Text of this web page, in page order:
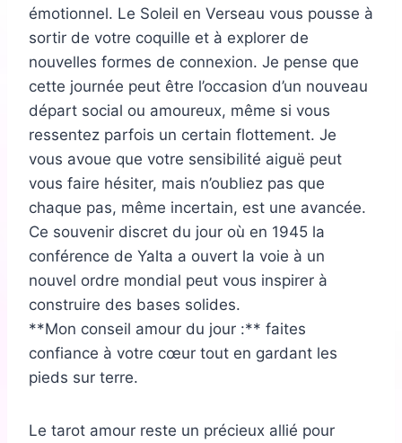
émotionnel. Le Soleil en Verseau vous pousse à
sortir de votre coquille et à explorer de
nouvelles formes de connexion. Je pense que
cette journée peut être l’occasion d’un nouveau
départ social ou amoureux, même si vous
ressentez parfois un certain flottement. Je
vous avoue que votre sensibilité aiguë peut
vous faire hésiter, mais n’oubliez pas que
chaque pas, même incertain, est une avancée.
Ce souvenir discret du jour où en 1945 la
conférence de Yalta a ouvert la voie à un
nouvel ordre mondial peut vous inspirer à
construire des bases solides.
**Mon conseil amour du jour :** faites
confiance à votre cœur tout en gardant les
pieds sur terre.
Le tarot amour reste un précieux allié pour